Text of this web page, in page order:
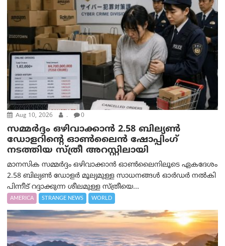
Aug 10, 2026 . 0
സമ്മര്‍ദ്ദം ഒഴിവാക്കാന്‍ 2.58 ബില്യൺ
ഡോളറിന്റെ ഓണ്‍ലൈന്‍ ഷോപ്പിംഗ്
നടത്തിയ സ്ത്രീ അറസ്റ്റിലായി
മാനസിക സമ്മര്‍ദ്ദം ഒഴിവാക്കാന്‍ ഓണ്‍ലൈനിലൂടെ ഏകദേശം
2.58 ബില്യൺ ഡോളർ മൂല്യമുള്ള സാധനങ്ങള്‍ ഓര്‍ഡര്‍ നല്‍കി
പിന്നീട് റദ്ദാക്കുന്ന ശീലമുള്ള സ്ത്രീയെ...
AMERICA STRANGE NEWS WORLD